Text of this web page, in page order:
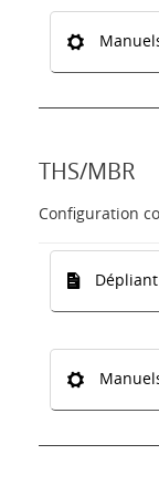
THS/MBR
Configuration
Dépliant